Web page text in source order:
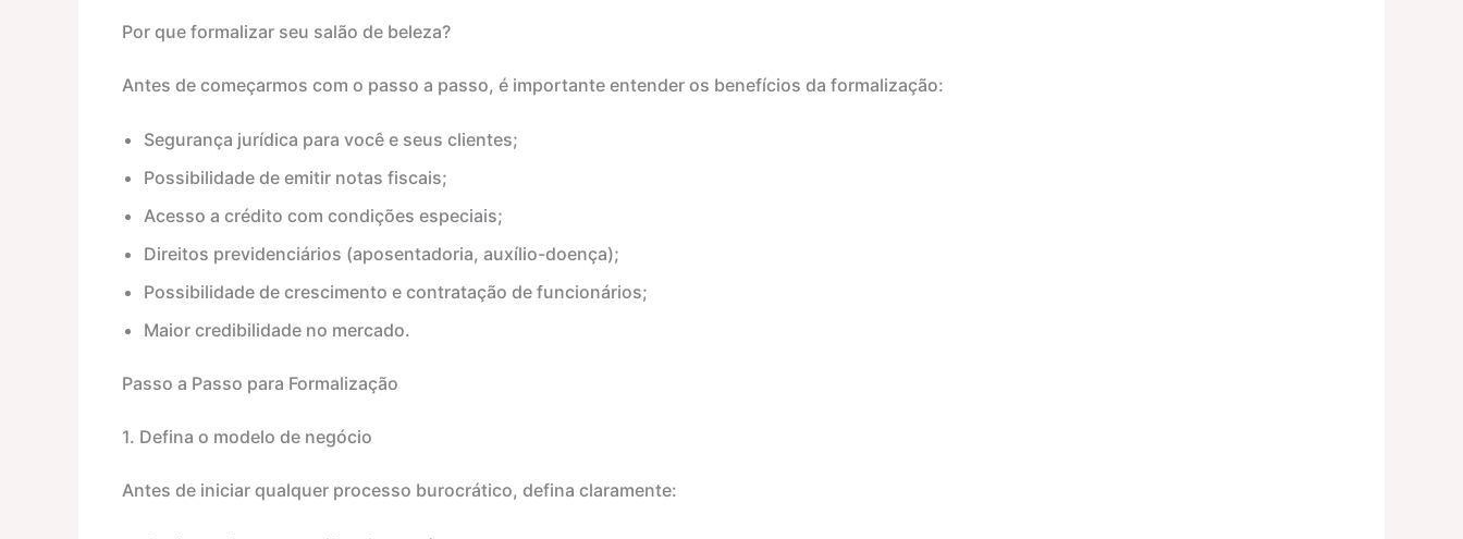
Por que formalizar seu salão de beleza?
Antes de começarmos com o passo a passo, é importante entender os benefícios da formalização:
Segurança jurídica para você e seus clientes;
Possibilidade de emitir notas fiscais;
Acesso a crédito com condições especiais;
Direitos previdenciários (aposentadoria, auxílio-doença);
Possibilidade de crescimento e contratação de funcionários;
Maior credibilidade no mercado.
Passo a Passo para Formalização
1. Defina o modelo de negócio
Antes de iniciar qualquer processo burocrático, defina claramente: